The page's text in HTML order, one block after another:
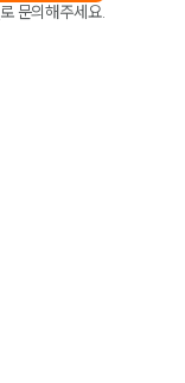
로 문의해주세요.